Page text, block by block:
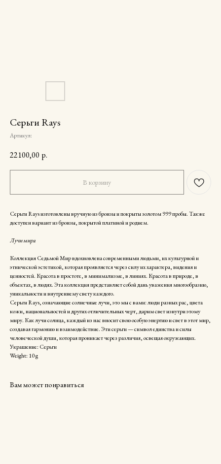
Серьги Rays
Артикул:
22100,00 р.
В корзину
Серьги Rays изготовлены вручную из бронзы и покрыты золотом 999 пробы. Также
доступен вариант из бронзы, покрытой платиной и родием.
Лучи мира
Коллекция Седьмой Мир вдохновлена современными людьми, их культурной и
этнической эстетикой, которая проявляется через силу их характера, видения и
ценностей. Красота в простоте, в минимализме, в линиях. Красота в природе, в
объектах, в людях. Эта коллекция представляет собой дань уважения многообразию,
уникальности и внутреннему свету каждого.
Серьги Rays, означающие солнечные лучи, это мы с вами: люди разных рас, цвета
кожи, национальностей и других отличительных черт, дарим свет изнутри этому
миру. Как лучи солнца, каждый из нас вносит свою особую энергию и свет в этот мир,
создавая гармонию и взаимодействие. Эти серьги — символ единства и силы
человеческой души, которая проникает через различия, освещая окружающих.
Украшение: Серьги
Weight: 10 g
Вам может понравиться